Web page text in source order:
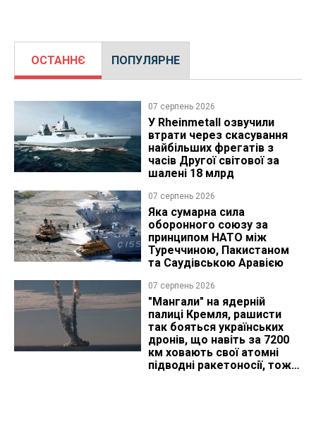
ОСТАННЄ ПОПУЛЯРНЕ
07 серпень 2026
У Rheinmetall озвучили
втрати через скасування
найбільших фрегатів з
часів Другої світової за
шалені 18 млрд
07 серпень 2026
Яка сумарна сила
оборонного союзу за
принципом НАТО між
Туреччиною, Пакистаном
та Саудівською Аравією
07 серпень 2026
"Мангали" на ядерній
палиці Кремля, рашисти
так бояться українських
дронів, що навіть за 7200
км ховають свої атомні
підводні ракетоносії, тож